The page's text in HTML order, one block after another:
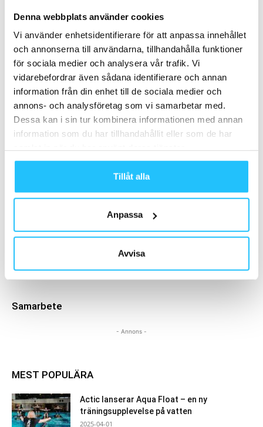
Denna webbplats använder cookies
Vi använder enhetsidentifierare för att anpassa innehållet
och annonserna till användarna, tillhandahålla funktioner
för sociala medier och analysera vår trafik. Vi
vidarebefordrar även sådana identifierare och annan
information från din enhet till de sociala medier och
annons- och analysföretag som vi samarbetar med.
Dessa kan i sin tur kombinera informationen med annan
information som du har tillhandahållit eller som de har
Tillåt alla
Anpassa
Avvisa
Relaterade artiklar Mer av samma författare
Business
WHOOP tar klivet in i vården – ny
medicinsk satsning flyttar gränsen
mellan träning och hälsa
max blir en del av Cardio BioAge
ABC Fitness köper AI-bolaget Replify
generations affärssystem
Samarbete
- Annons -
MEST POPULÄRA
Actic lanserar Aqua Float – en ny
träningsupplevelse på vatten
2025-04-01